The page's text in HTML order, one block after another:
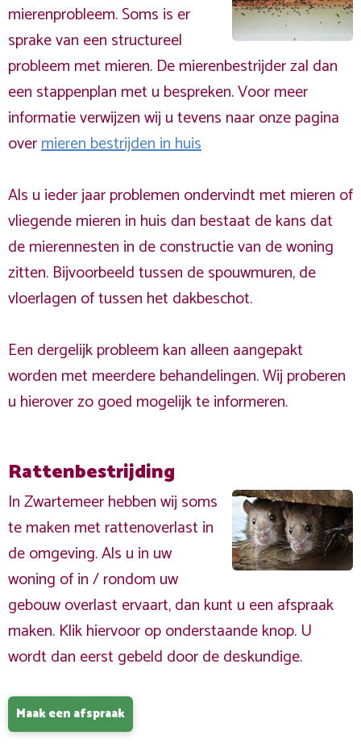
mierenprobleem. Soms is er
sprake van een structureel
probleem met mieren. De mierenbestrijder zal dan
een stappenplan met u bespreken. Voor meer
informatie verwijzen wij u tevens naar onze pagina
overmieren bestrijden in huis
Als u ieder jaar problemen ondervindt met mieren of
vliegende mieren in huis dan bestaat de kans dat
de mierennesten in de constructie van de woning
zitten. Bijvoorbeeld tussen de spouwmuren, de
vloerlagen of tussen het dakbeschot.
Een dergelijk probleem kan alleen aangepakt
worden met meerdere behandelingen. Wij proberen
u hierover zo goed mogelijk te informeren.
Rattenbestrijding
In Zwartemeer hebben wij soms
te maken met rattenoverlast in
de omgeving. Als u in uw
woning of in / rondom uw
gebouw overlast ervaart, dan kunt u een afspraak
maken. Klik hiervoor op onderstaande knop. U
wordt dan eerst gebeld door de deskundige.
Maak een afspraak